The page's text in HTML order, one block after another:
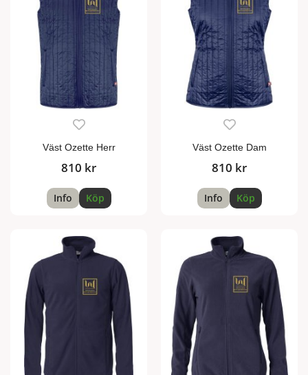
Väst Ozette Herr
810 kr
Info Köp
Väst Ozette Dam
810 kr
Info Köp